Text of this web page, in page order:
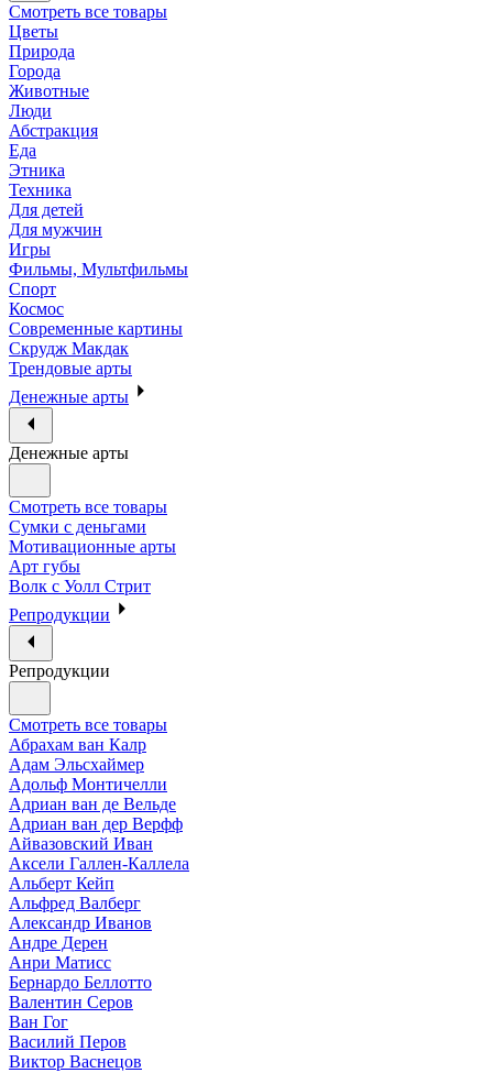
Смотреть все товары
Цветы
Природа
Города
Животные
Люди
Абстракция
Еда
Этника
Техника
Для детей
Для мужчин
Игры
Фильмы, Мультфильмы
Спорт
Космос
Современные картины
Скрудж Макдак
Трендовые арты
Денежные арты
Денежные арты
Смотреть все товары
Сумки с деньгами
Мотивационные арты
Арт губы
Волк с Уолл Стрит
Репродукции
Репродукции
Смотреть все товары
Абрахам ван Калр
Адам Эльсхаймер
Адольф Монтичелли
Адриан ван де Вельде
Адриан ван дер Верфф
Айвазовский Иван
Аксели Галлен-Каллела
Альберт Кейп
Альфред Валберг
Александр Иванов
Андре Дерен
Анри Матисс
Бернардо Беллотто
Валентин Серов
Ван Гог
Василий Перов
Виктор Васнецов